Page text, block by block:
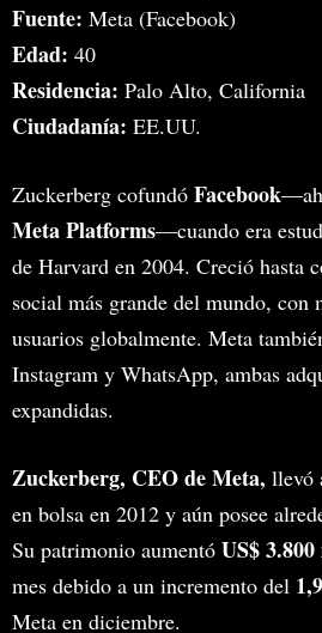
Fuente: Meta (Facebook)
Edad: 40
Residencia: Palo Alto, California
Ciudadanía: EE.UU.
Zuckerberg cofundó Facebook
Meta Platforms—cuando era
de Harvard en 2004. Creció hasta
social más grande del mundo, con
usuarios globalmente. Meta
Instagram y WhatsApp, ambas
expandidas.
Zuckerberg, CEO de Meta, llevó
en bolsa en 2012 y aún posee
Su patrimonio aumentó US$
mes debido a un incremento del
Meta en diciembre.